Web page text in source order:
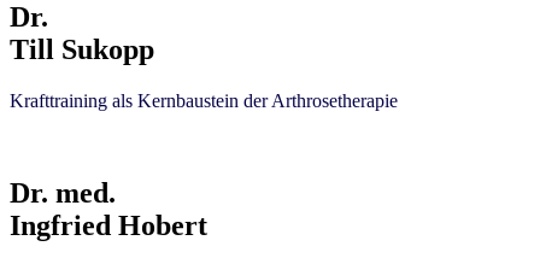
Dr.
Till Sukopp
Krafttraining als Kernbaustein der Arthrosetherapie
Dr. med.
Ingfried Hobert